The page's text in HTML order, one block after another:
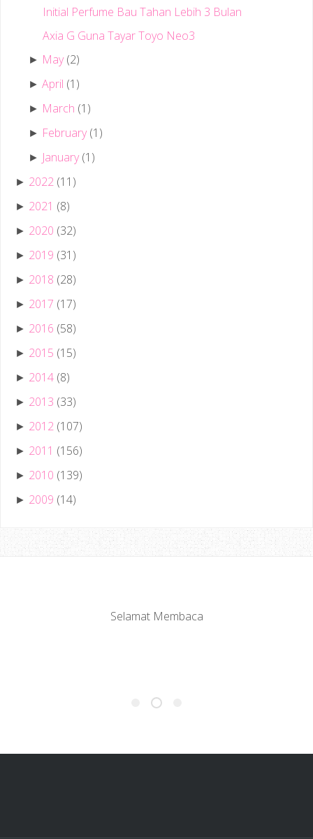
Initial Perfume Bau Tahan Lebih 3 Bulan
Axia G Guna Tayar Toyo Neo3
► May (2)
►April (1)
► March (1)
► February (1)
► January (1)
► 2022 (11)
► 2021 (8)
► 2020 (32)
► 2019 (31)
► 2018 (28)
► 2017 (17)
► 2016 (58)
► 2015 (15)
► 2014 (8)
► 2013 (33)
► 2012 (107)
► 2011 (156)
► 2010 (139)
► 2009 (14)
Selamat Membaca